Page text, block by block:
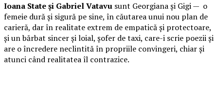
Ioana State și Gabriel Vatavu sunt Georgiana și Gigi — o
femeie dură și sigură pe sine, în căutarea unui nou plan de
carieră, dar în realitate extrem de empatică și protectoare,
și un bărbat sincer și loial, șofer de taxi, care-i scrie poezii și
are o încredere neclintită în propriile convingeri, chiar și
atunci când realitatea îl contrazice.